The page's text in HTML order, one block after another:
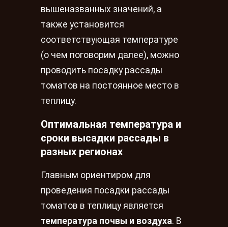
вышеназванных значений, а
также установится
соответствующая температуре
(о чем поговорим далее), можно
проводить посадку рассады
томатов на постоянное место в
теплицу.
Оптимальная температура и
сроки высадки рассады в
разных регионах
Главным ориентиром для
проведения посадки рассады
томатов в теплицу является
температура почвы и воздуха. В